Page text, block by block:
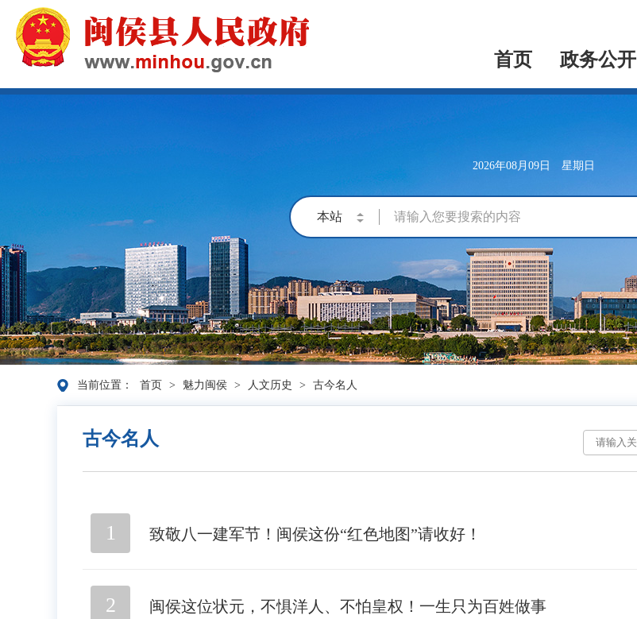
首页 政务公开
2026年08月09日 星期日
当前位置： 首页 > 魅力闽侯 > 人文历史 > 古今名人
古今名人
1 致敬八一建军节！闽侯这份“红色地图”请收好！
2 闽侯这位状元，不惧洋人、不怕皇权！一生只为百姓做事